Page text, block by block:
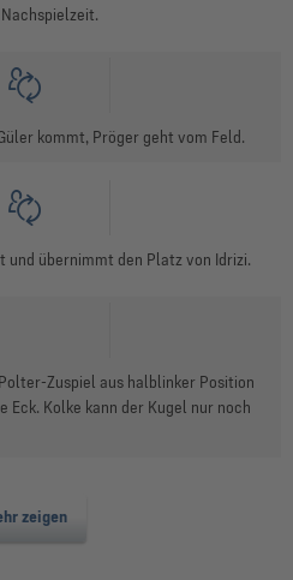
kommt, Pröger geht vom Feld.
übernimmt den Platz von Idrizi.
Zuspiel aus halblinker Position
Eck. Kolke kann der Kugel nur noch
zeigen